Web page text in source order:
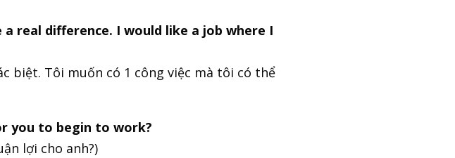
real difference. I would like a job where I
biệt. Tôi muốn có 1 công việc mà tôi có thể
you to begin to work?
lợi cho anh?)